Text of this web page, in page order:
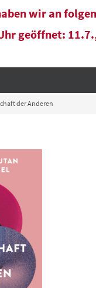
wir an
geöffnet:
der Anderen